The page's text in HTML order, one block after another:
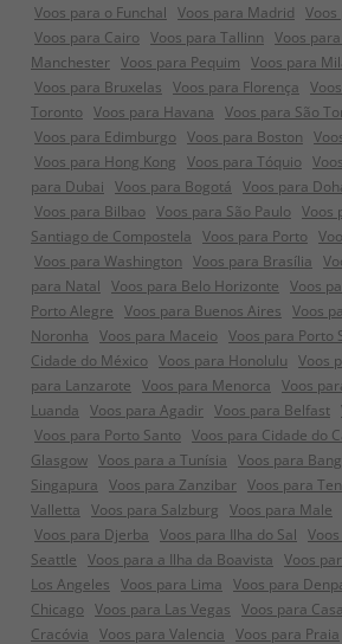
Voos para o Funchal Voos para Madrid Voos
Voos para Cairo Voos para Tallinn Voos
Manchester Voos para Pequim Voos para
Voos para Bruxelas Voos para Florença
Toronto Voos para Havana Voos para São
Voos para Edimburgo Voos para Boston
Voos para Hong Kong Voos para Tóquio
para Dubai Voos para Bogotá Voos para
Voos para Bilbao Voos para São Paulo Voos
Santiago de Compostela Voos para Porto
Voos para Washington Voos para Brasília
para Natal Voos para Belo Horizonte Voos
Porto Alegre Voos para Buenos Aires Voos
Noronha Voos para Maceio Voos para Porto
Cidade do México Voos para Honolulu Voos
para Lanzarote Voos para Menorca Voos
Luanda Voos para Agadir Voos para Belfast
Voos para Porto Santo Voos para Cidade do
Glasgow Voos para a Tunísia Voos para
Singapura Voos para Zanzibar Voos para
Valletta Voos para Salzburg Voos para Male
Voos para Djerba Voos para Ilha do Sal
Seattle Voos para a Ilha da Boavista Voos
Los Angeles Voos para Lima Voos para
Chicago Voos para Las Vegas Voos para
Cracóvia Voos para Valencia Voos para Praia